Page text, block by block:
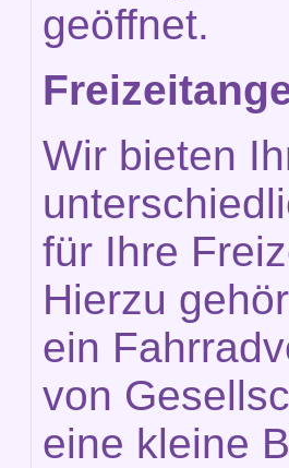
geöffnet.
Wir bieten
für Ihre
Hierzu
ein
von
eine kleine